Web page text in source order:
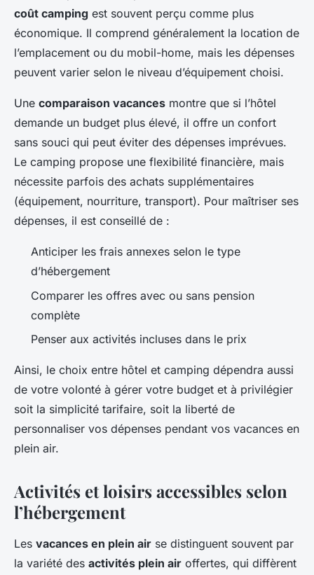
coût camping est souvent perçu comme plus
économique. Il comprend généralement la location de
l’emplacement ou du mobil-home, mais les dépenses
peuvent varier selon le niveau d’équipement choisi.
Une comparaison vacances montre que si l’hôtel
demande un budget plus élevé, il offre un confort
sans souci qui peut éviter des dépenses imprévues.
Le camping propose une flexibilité financière, mais
nécessite parfois des achats supplémentaires
(équipement, nourriture, transport). Pour maîtriser ses
dépenses, il est conseillé de :
Anticiper les frais annexes selon le type
d’hébergement
Comparer les offres avec ou sans pension
complète
Penser aux activités incluses dans le prix
Ainsi, le choix entre hôtel et camping dépendra aussi
de votre volonté à gérer votre budget et à privilégier
soit la simplicité tarifaire, soit la liberté de
personnaliser vos dépenses pendant vos vacances en
plein air.
Activités et loisirs accessibles selon
l’hébergement
Les vacances en plein air se distinguent souvent par
la variété des activités plein air offertes, qui diffèrent